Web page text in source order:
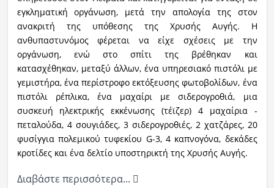
εγκληματική οργάνωση, μετά την απολογία της στον
ανακριτή της υπόθεσης της Χρυσής Αυγής. Η
ανθυπαστυνόμος φέρεται να είχε σχέσεις με την
οργάνωση, ενώ στο σπίτι της βρέθηκαν και
κατασχέθηκαν, μεταξύ άλλων, ένα υπηρεσιακό πιστόλι με
γεμιστήρα, ένα περίστροφο εκτόξευσης φωτοβολίδων, ένα
πιστόλι ρέπλικα, ένα μαχαίρι με σιδερογροθιά, μια
συσκευή ηλεκτρικής εκκένωσης (τέϊζερ) 4 μαχαίρια -
πεταλούδα, 4 σουγιάδες, 3 σιδερογροθιές, 2 χατζάρες, 20
φυσίγγια πολεμικού τυφεκίου G-3, 4 καπνογόνα, δεκάδες
κροτίδες και ένα δελτίο υποστηρικτή της Χρυσής Αυγής.
Διαβάστε περισσότερα...